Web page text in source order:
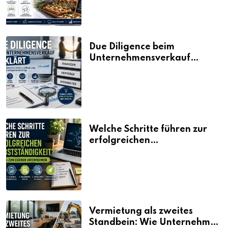
Due Diligence beim
Unternehmensverkauf
Welche Schritte führen zur
erfolgreichen
Vermietung als zweites
Standbein: Wie Unternehmen